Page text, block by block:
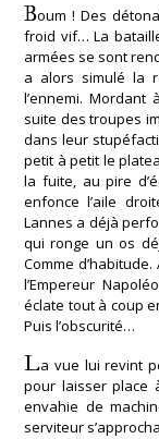
Boum ! Des
froid vif… La
armées se sont
a alors simulé la
l’ennemi. Mordant
suite des troupes
dans leur
petit à petit le
la fuite, au pire
enfonce l’aile
Lannes a déjà
qui ronge un os
Comme
l’Empereur
éclate tout à coup
Puis l’obscurité…
La vue lui revint
pour laisser place
envahie de
serviteur